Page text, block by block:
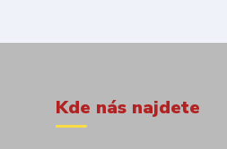
Kde nás najdete